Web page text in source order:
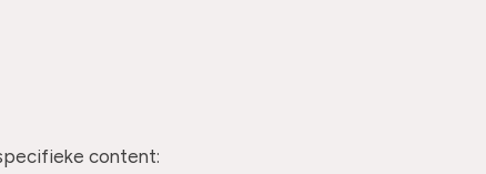
content: